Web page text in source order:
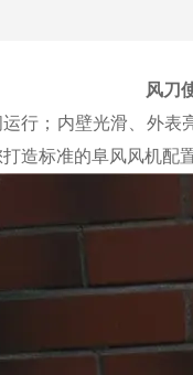
风刀
行；内壁光滑、外
造标准的阜风风机配